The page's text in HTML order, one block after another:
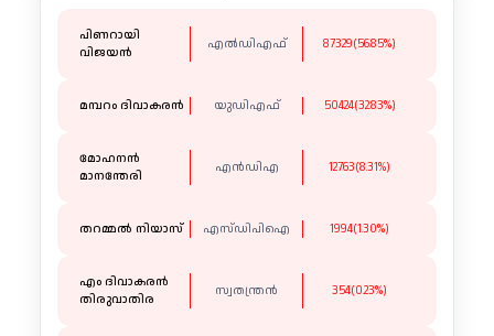
പിണറായി
വിജയൻ
എല്‍ഡിഎഫ് 87329(56.85%)
മമ്പറം ദിവാകരൻ യുഡിഎഫ് 50424(32.83%)
മോഹനൻ
മാനന്തേരി
എന്‍ഡിഎ 12763(8.31%)
തറമ്മൽ നിയാസ് എസ്ഡിപിഐ 1994(1.30%)
എം ദിവാകരൻ
തിരുവാതിര
സ്വതന്ത്രൻ 354(0.23%)